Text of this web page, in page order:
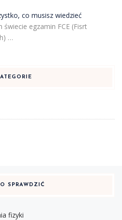
co musisz wiedzieć
świecie egzamin FCE (Fisrt
…
SPRAWDZIĆ
fizyki